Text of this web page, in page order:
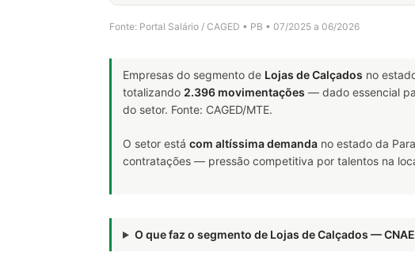
Fonte: Portal Salário / CAGED • PB • 07/2025 a 06/2026
Empresas do segmento de Lojas de Calçados no
totalizando 2.396 movimentações — dado essencial
do setor. Fonte: CAGED/MTE.
O setor está com altíssima demanda no estado da
contratações — pressão competitiva por talentos na
O que faz o segmento de Lojas de Calçados —